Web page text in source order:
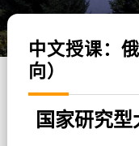
中文授课：
向）
国家研究型